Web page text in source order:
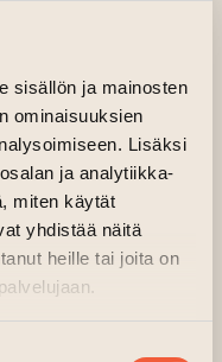
sisällön ja mainosten
ominaisuuksien
Lisäksi
ja analytiikka-
miten käytät
yhdistää näitä
heille tai joita on